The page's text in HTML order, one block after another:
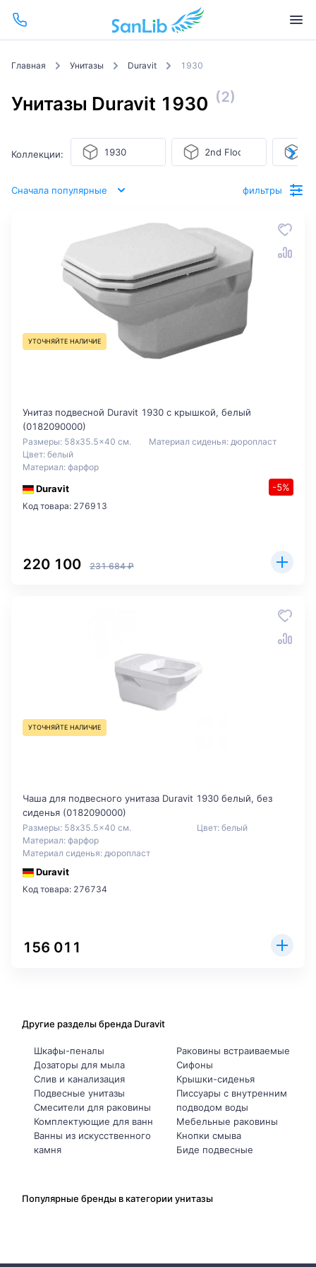
Главная Унитазы Duravit 1930
Унитазы Duravit 1930 (2)
Коллекции: 1930 2nd Floor
Сначала популярные фильтры
УТОЧНЯЙТЕ НАЛИЧИЕ
Унитаз подвесной Duravit 1930 с крышкой, белый
(0182090000)
Размеры: 58x35.5x40 см.
Цвет: белый
Материал: фарфор
Материал сиденья: дюропласт
Duravit -5%
Код товара: 276913
220 100 231 684 ₽
УТОЧНЯЙТЕ НАЛИЧИЕ
Чаша для подвесного унитаза Duravit 1930 белый, без
сиденья (0182090000)
Размеры: 58x35.5x40 см.
Материал: фарфор
Материал сиденья: дюропласт
Цвет: белый
Duravit
Код товара: 276734
156 011
Другие разделы бренда Duravit
Шкафы-пеналы
Дозаторы для мыла
Слив и канализация
Подвесные унитазы
Смесители для раковины
Комплектующие для ванн
Ванны из искусственного
камня
Раковины встраиваемые
Сифоны
Крышки-сиденья
Писсуары с внутренним
подводом воды
Мебельные раковины
Кнопки смыва
Биде подвесные
Популярные бренды в категории унитазы